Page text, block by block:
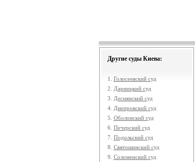
Другие суды Киева:
1. Голосеевский суд
2.
Дарницкий суд
3.
Деснянский суд
4. Днепровский суд
5. Оболонский суд
6. Печерский суд
7. Подольский суд
8. Святошинский суд
9. Соломенский суд